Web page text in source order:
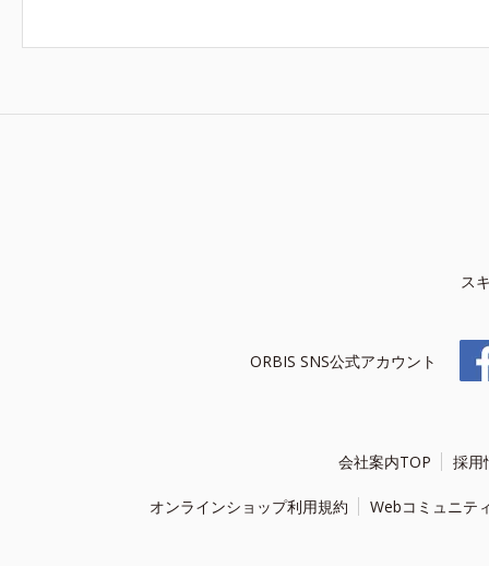
ス
ORBIS SNS公式アカウント
会社案内TOP 採用
オンラインショップ利用規約 Webコミュニテ